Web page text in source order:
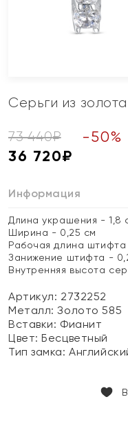
Серьги из
73 440₽ -50%
36 720₽
Информация
Длина украшения - 1,8
Ширина - 0,25 см
Рабочая длина
Занижение штифта -
Внутренняя высота
Артикул: 2732252
Металл:Золото 585
Вставки: Фианит
Цвет:Бесцветный
Тип замка: